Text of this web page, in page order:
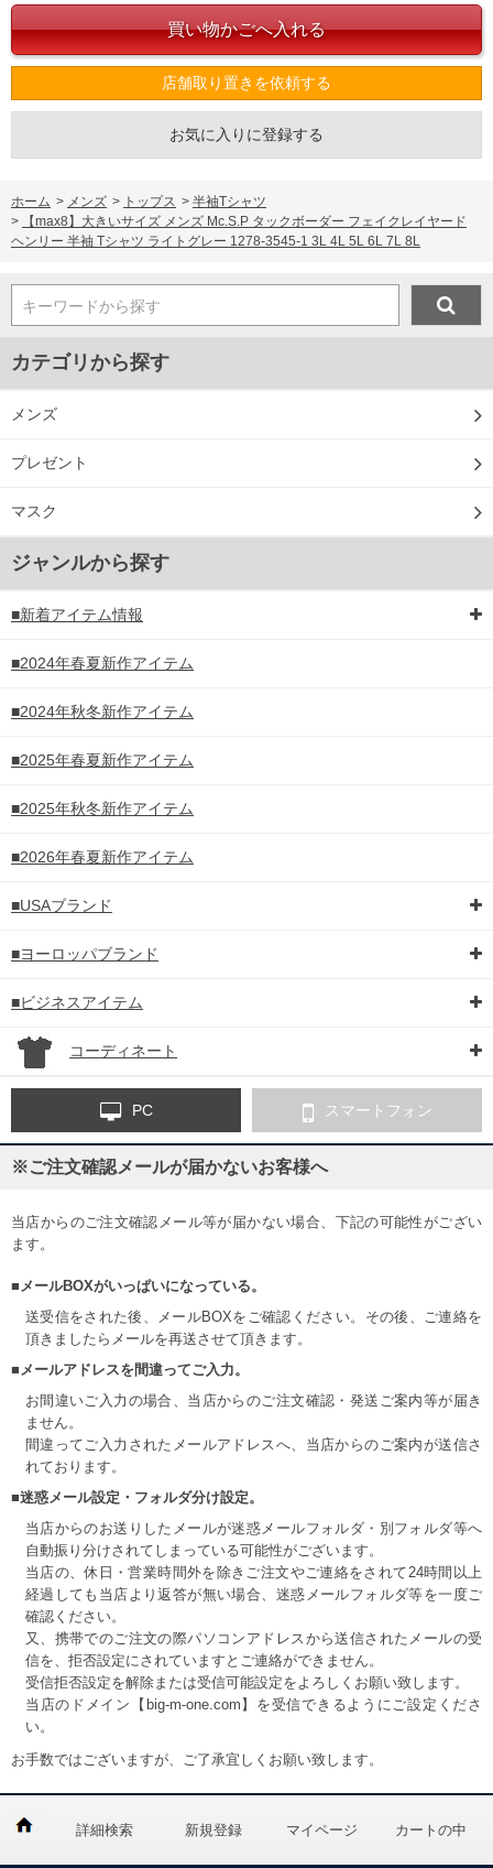
店舗取り置きを依頼する
お気に入りに登録する
ホーム > メンズ > トップス > 半袖Tシャツ
>
【max8】大きいサイズ メンズ Mc.S.P タックボーダー フェイクレイヤード
ヘンリー 半袖 Tシャツ ライトグレー 1278-3545-1 3L 4L 5L 6L 7L 8L
キーワードから探す
カテゴリから探す
メンズ
プレゼント
マスク
ジャンルから探す
■新着アイテム情報
■2024年春夏新作アイテム
■2024年秋冬新作アイテム
■2025年春夏新作アイテム
■2025年秋冬新作アイテム
■2026年春夏新作アイテム
■USAブランド
■ヨーロッパブランド
■ビジネスアイテム
コーディネート
PC スマートフォン
※ご注文確認メールが届かないお客様へ
当店からのご注文確認メール等が届かない場合、下記の可能性がござい
ます。
■メールBOXがいっぱいになっている。
送受信をされた後、メールBOXをご確認ください。その後、ご連絡を
頂きましたらメールを再送させて頂きます。
■メールアドレスを間違ってご入力。
お間違いご入力の場合、当店からのご注文確認・発送ご案内等が届き
ません。
間違ってご入力されたメールアドレスへ、当店からのご案内が送信さ
れております。
■迷惑メール設定・フォルダ分け設定。
当店からのお送りしたメールが迷惑メールフォルダ・別フォルダ等へ
自動振り分けされてしまっている可能性がございます。
当店の、休日・営業時間外を除きご注文やご連絡をされて24時間以上
経過しても当店より返答が無い場合、迷惑メールフォルダ等を一度ご
確認ください。
又、携帯でのご注文の際パソコンアドレスから送信されたメールの受
信を、拒否設定にされていますとご連絡ができません。
受信拒否設定を解除または受信可能設定をよろしくお願い致します。
当店のドメイン【big-m-one.com】を受信できるようにご設定くださ
い。
お手数ではございますが、ご了承宜しくお願い致します。
詳細検索 新規登録 マイページ カートの中